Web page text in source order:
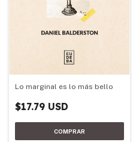
Lo marginal es lo más bello
$17.79 USD